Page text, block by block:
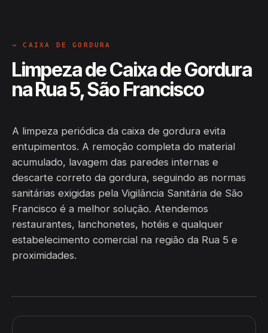
→ CAIXA DE GORDURA
Limpeza de Caixa de Gordura
na Rua 5, São Francisco
A limpeza periódica da caixa de gordura evita
entupimentos. A remoção completa do material
acumulado, lavagem das paredes internas e
descarte correto da gordura, seguindo as normas
sanitárias exigidas pela Vigilância Sanitária de São
Francisco é a melhor solução. Atendemos
restaurantes, lanchonetes, hotéis e qualquer
estabelecimento comercial na região da Rua 5 e
proximidades.